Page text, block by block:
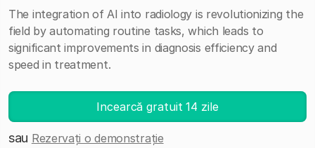
The integration of AI into radiology is revolutionizing the
field by automating routine tasks, which leads to
significant improvements in diagnosis efficiency and
speed in treatment.
Incearcă gratuit 14 zile
sau Rezervați o demonstrație